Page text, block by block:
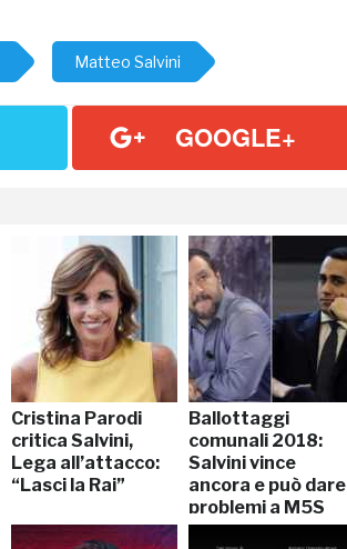
Matteo Salvini
GOOGLE+
Cristina Parodi
critica Salvini,
Lega all’attacco:
“Lasci la Rai”
Ballottaggi
comunali 2018:
Salvini vince
ancora e può dare
problemi a M5S